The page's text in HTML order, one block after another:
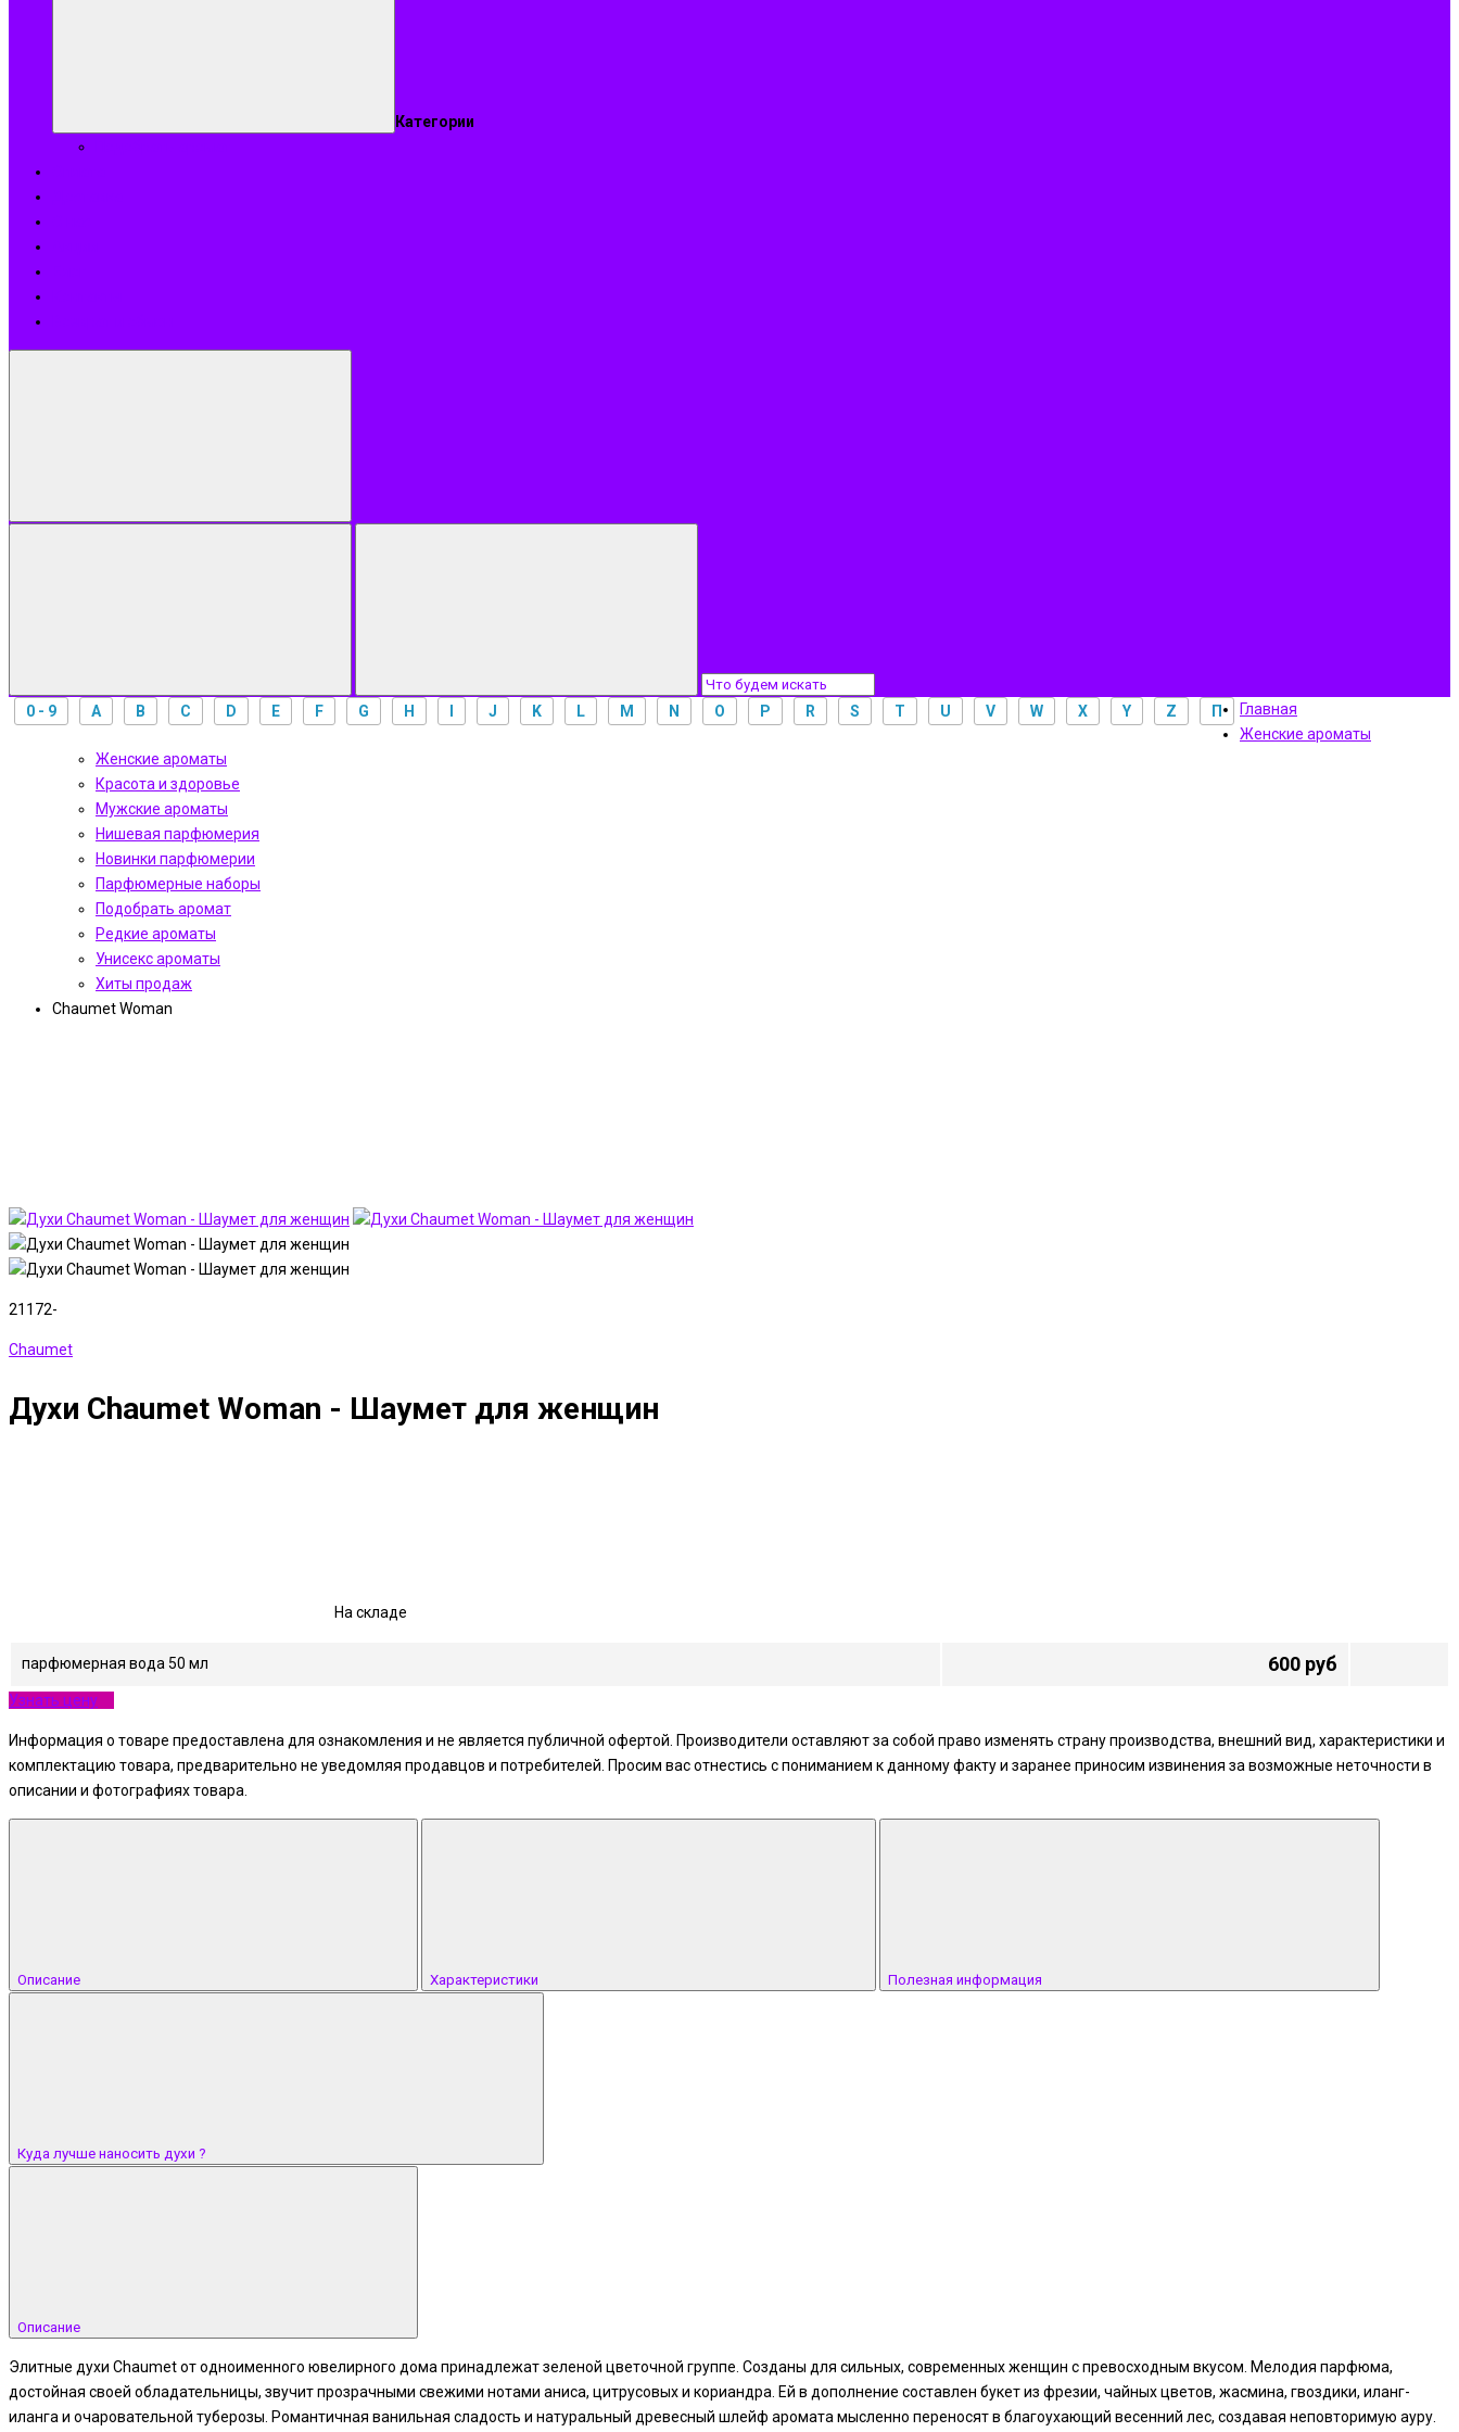
Категории
0 - 9 A B C D E F G H J K L M N O P R S T U V W X Y Z П
Главная
Женские ароматы
Женские ароматы
Красота и здоровье
Мужские ароматы
Нишевая парфюмерия
Новинки парфюмерии
Парфюмерные наборы
Подобрать аромат
Редкие ароматы
Унисекс ароматы
Хиты продаж
Chaumet Woman
21172-
Chaumet
Духи Chaumet Woman - Шаумет для женщин
На складе
парфюмерная вода 50 мл 600 руб
Узнать цену
Информация о товаре предоставлена для ознакомления и не является публичной офертой. Производители оставляют за собой право изменять страну производства, внешний вид, характеристики и
комплектацию товара, предварительно не уведомляя продавцов и потребителей. Просим вас отнестись с пониманием к данному факту и заранее приносим извинения за возможные неточности в
описании и фотографиях товара.
Описание Характеристики Полезная информация
Куда лучше наносить духи ?
Описание
Элитные духи Chaumet от одноименного ювелирного дома принадлежат зеленой цветочной группе. Созданы для сильных, современных женщин с превосходным вкусом. Мелодия парфюма,
достойная своей обладательницы, звучит прозрачными свежими нотами аниса, цитрусовых и кориандра. Ей в дополнение составлен букет из фрезии, чайных цветов, жасмина, гвоздики, иланг-
иланга и очаровательной туберозы. Романтичная ванильная сладость и натуральный древесный шлейф аромата мысленно переносят в благоухающий весенний лес, создавая неповторимую ауру.